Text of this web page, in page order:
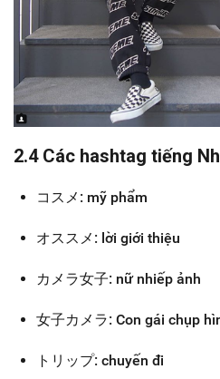
2.4 Các hashtag tiếng
コスメ: mỹ phẩm
オススメ: lời giới thiệu
カメラ女子: nữ nhiếp ảnh
女子カメラ: Con gái chụp
トリップ: chuyến đi